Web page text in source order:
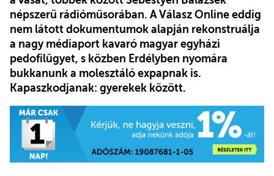
népszerű rádióműsorában. A Válasz Online eddig
nem látott dokumentumok alapján rekonstruálja
a nagy médiaport kavaró magyar egyházi
pedofilügyet, s közben Erdélyben nyomára
bukkanunk a molesztáló expapnak is.
Kapaszkodjanak: gyerekek között.